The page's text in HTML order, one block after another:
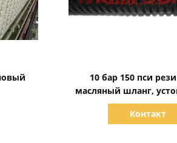
10 бар 150 пси
масляный шланг,
маслу резиновый
Контакт